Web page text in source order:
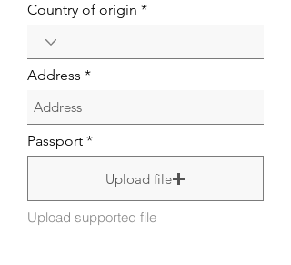
Country of origin
Address
Passport
Upload file
Upload supported file